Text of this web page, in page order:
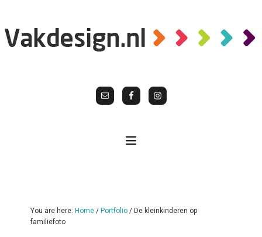
You are here: Home / Portfolio / De kleinkinderen op
familiefoto